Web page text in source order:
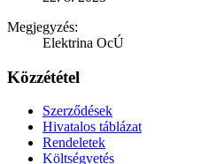
Megjegyzés:
Elektrina OcÚ
Közzététel
Szerződések
Hivatalos táblázat
Rendeletek
Költségvetés